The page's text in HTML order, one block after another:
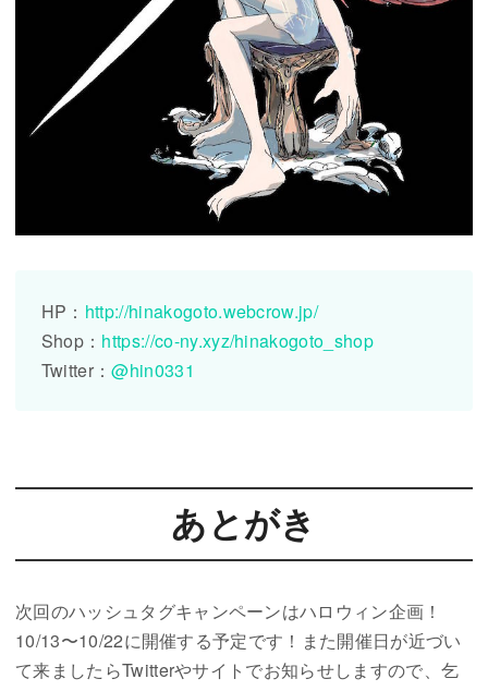
HP： http://hinakogoto.webcrow.jp/
Shop： https://co-ny.xyz/hinakogoto_shop
Twitter：@hin0331
あとがき
次回のハッシュタグキャンペーンはハロウィン企画！
10/13〜10/22に開催する予定です！また開催日が近づい
て来ましたらTwitterやサイトでお知らせしますので、乞